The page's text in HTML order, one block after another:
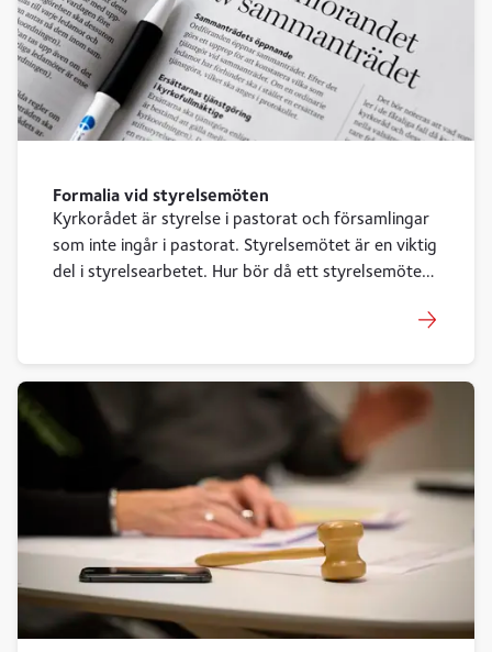
Formalia vid styrelsemöten
Kyrkorådet är styrelse i pastorat och församlingar
som inte ingår i pastorat. Styrelsemötet är en viktig
del i styrelsearbetet. Hur bör då ett styrelsemöte
styrelsemötet?